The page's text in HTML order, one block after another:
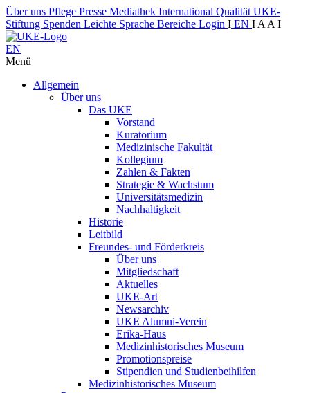
Über uns Pflege Presse Mediathek International Qualität UKE-
Stiftung Spenden Leichte Sprache Bereiche Login I EN I A A I
EN
Menü
Allgemein
Über uns
Das UKE
Vorstand
Kuratorium
Medizinische Fakultät
Kollegium
Zahlen & Fakten
Strategie & Wachstum
Universitätsmedizin
Nachhaltigkeit
Historie
Leitbild
Freundes- und Förderkreis
Über uns
Mitgliedschaft
Aktuelles
UKE-Art
Newsarchiv
UKE Alumni-Verein
Erika-Haus
Medizinhistorisches Museum
Promotionspreise
Stipendien und Studienbeihilfen
Medizinhistorisches Museum